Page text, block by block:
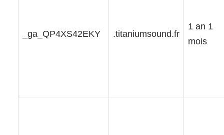
_ga_QP4XS42EKY .titaniumsound.fr
1 an 1
mois